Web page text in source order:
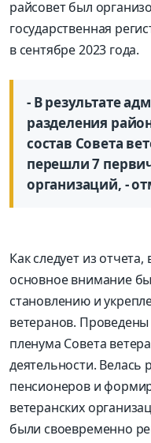
райсовет был
государственная
в сентябре 2023 года.
- В результате
разделения
состав Совета
перешли 7
организаций, -
Как следует из
основное внимание
становлению и
ветеранов.
пленума Совета
деятельности.
пенсионеров и
ветеранских
были своевременно